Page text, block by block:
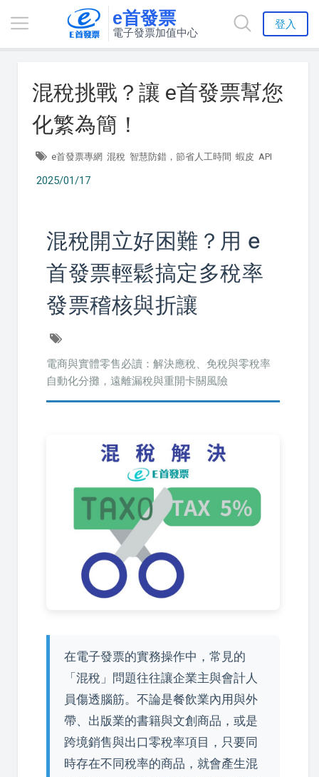
e首發票
電子發票加值中心
登入
混稅挑戰？讓 e首發票幫您
化繁為簡！
e首發票專網 混稅 智慧防錯，節省人工時間 蝦皮 API
2025/01/17
混稅開立好困難？用 e
首發票輕鬆搞定多稅率
發票稽核與折讓
電商與實體零售必讀：解決應稅、免稅與零稅率
自動化分攤，遠離漏稅與重開卡關風險
在電子發票的實務操作中，常見的
「混稅」問題往往讓企業主與會計人
員傷透腦筋。不論是餐飲業內用與外
帶、出版業的書籍與文創商品，或是
跨境銷售與出口零稅率項目，只要同
時存在不同稅率的商品，就會產生混